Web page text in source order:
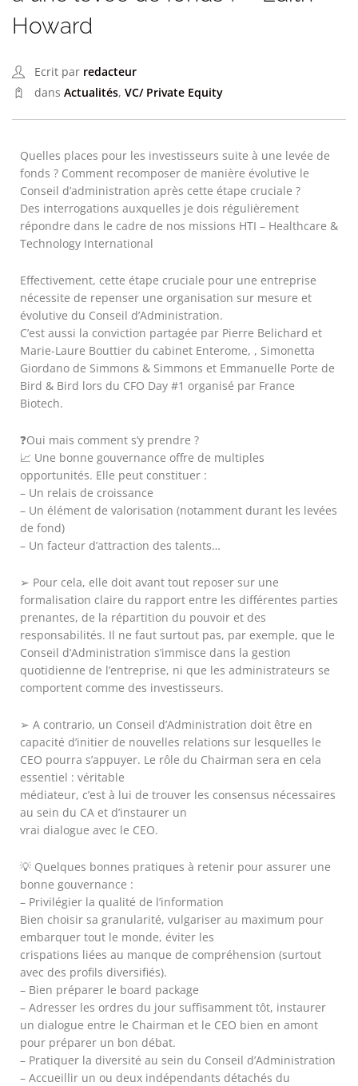
Howard
Ecrit par redacteur
dans Actualités, VC/ Private Equity
Quelles places pour les investisseurs suite à une levée de
fonds ? Comment recomposer de manière évolutive le
Conseil d’administration après cette étape cruciale ?
Des interrogations auxquelles je dois régulièrement
répondre dans le cadre de nos missions HTI – Healthcare &
Technology International
Effectivement, cette étape cruciale pour une entreprise
nécessite de repenser une organisation sur mesure et
évolutive du Conseil d’Administration.
C’est aussi la conviction partagée par Pierre Belichard et
Marie-Laure Bouttier du cabinet Enterome, , Simonetta
Giordano de Simmons & Simmons et Emmanuelle Porte de
Bird & Bird lors du CFO Day #1 organisé par France
Biotech.
❓Oui mais comment s’y prendre ?
📈 Une bonne gouvernance offre de multiples
opportunités. Elle peut constituer :
– Un relais de croissance
– Un élément de valorisation (notamment durant les levées
de fond)
– Un facteur d’attraction des talents…
➢ Pour cela, elle doit avant tout reposer sur une
formalisation claire du rapport entre les différentes parties
prenantes, de la répartition du pouvoir et des
responsabilités. Il ne faut surtout pas, par exemple, que le
Conseil d’Administration s’immisce dans la gestion
quotidienne de l’entreprise, ni que les administrateurs se
comportent comme des investisseurs.
➢ A contrario, un Conseil d’Administration doit être en
capacité d’initier de nouvelles relations sur lesquelles le
CEO pourra s’appuyer. Le rôle du Chairman sera en cela
essentiel : véritable
médiateur, c’est à lui de trouver les consensus nécessaires
au sein du CA et d’instaurer un
vrai dialogue avec le CEO.
💡 Quelques bonnes pratiques à retenir pour assurer une
bonne gouvernance :
– Privilégier la qualité de l’information
Bien choisir sa granularité, vulgariser au maximum pour
embarquer tout le monde, éviter les
crispations liées au manque de compréhension (surtout
avec des profils diversifiés).
– Bien préparer le board package
– Adresser les ordres du jour suffisamment tôt, instaurer
un dialogue entre le Chairman et le CEO bien en amont
pour préparer un bon débat.
– Pratiquer la diversité au sein du Conseil d’Administration
– Accueillir un ou deux indépendants détachés du